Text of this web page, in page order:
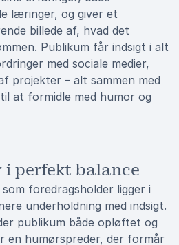
læringer, og giver et
billede af, hvad det
Publikum får indsigt i alt
med sociale medier,
projekter – alt sammen med
at formidle med humor og
i perfekt balance
foredragsholder ligger i
underholdning med indsigt.
publikum både opløftet og
humørspreder, der formår